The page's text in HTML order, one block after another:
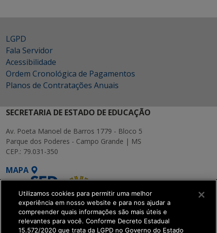
LGPD
Fala Servidor
Acessibilidade
Ordem Cronológica de Pagamentos
Planos de Contratações Anuais
SECRETARIA DE ESTADO DE EDUCAÇÃO
Av. Poeta Manoel de Barros 1779 - Bloco 5
Parque dos Poderes - Campo Grande | MS
CEP.: 79.031-350
MAPA
Utilizamos cookies para permitir uma melhor
experiência em nosso website e para nos ajudar a
compreender quais informações são mais úteis e
relevantes para você. Conforme Decreto Estadual
15.572/2020 que trata da LGPD no Governo do Estado